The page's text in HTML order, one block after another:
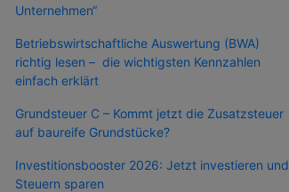
Unternehmen“
Betriebswirtschaftliche Auswertung (BWA)
richtig lesen – die wichtigsten Kennzahlen
einfach erklärt
Grundsteuer C – Kommt jetzt die Zusatzsteuer
auf baureife Grundstücke?
Investitionsbooster 2026: Jetzt investieren und
Steuern sparen